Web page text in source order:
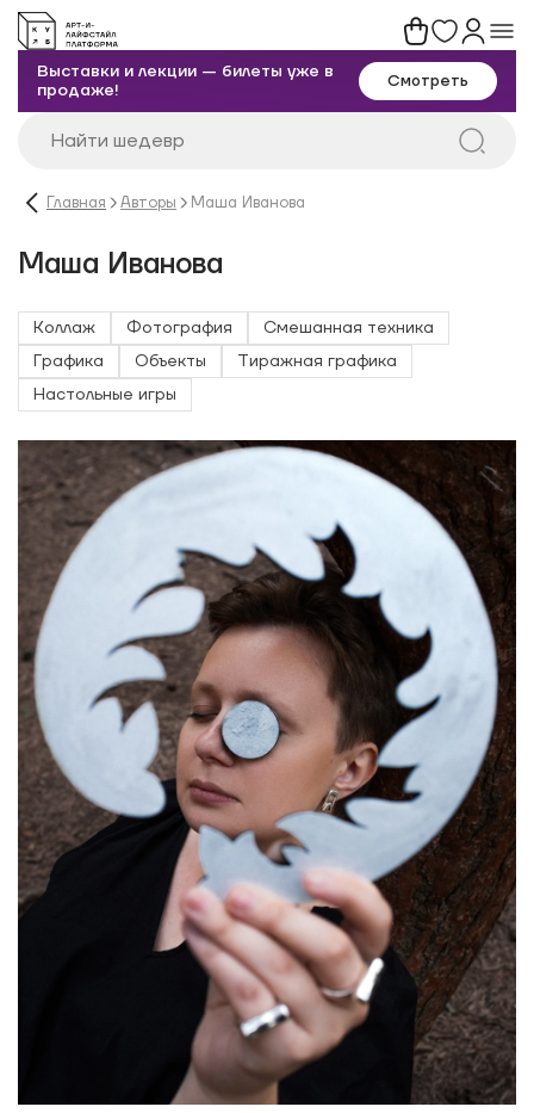
Выставки и лекции — билеты уже в
продаже!
Смотреть
Главная Авторы Маша Иванова
Маша Иванова
Коллаж Фотография
Смешанная техника
Графика
Объекты
Тиражная графика
Настольные игры